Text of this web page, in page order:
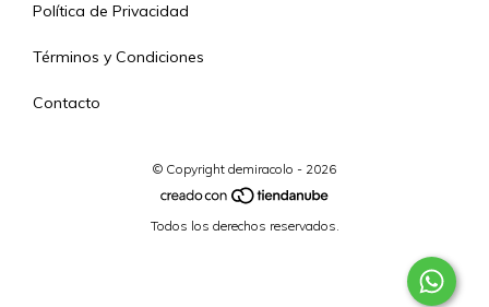
Política de Privacidad
Términos y Condiciones
Contacto
© Copyright demiracolo - 2026
Todos los derechos reservados.